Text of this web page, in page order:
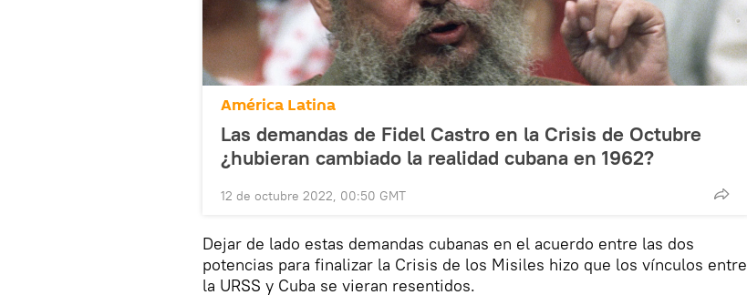
América Latina
Las demandas de Fidel Castro en la Crisis de Octubre
¿hubieran cambiado la realidad cubana en 1962?
12 de octubre 2022, 00:50 GMT
Dejar de lado estas demandas cubanas en el acuerdo entre las dos
potencias para finalizar la Crisis de los Misiles hizo que los vínculos entre
la URSS y Cuba se vieran resentidos.